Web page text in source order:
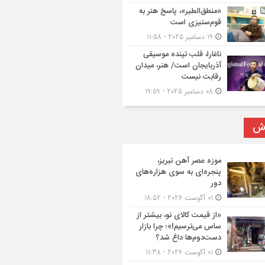
«منطق‌الطیر»، پاسخ هنر به
قوم‌ستیزی است
ناغارا، قلب تپنده موسیقی
آذربایجان است/ هنر، میدان
رقابت نیست
موزه عصر آهن تبریز،
پنجره‌ای به سوی هزاره‌های
دور
«از قیمت کالای نو، بیشتر از
ساس می‌ترسیم!»؛ چرا بازار
دست‌دوم‌ها داغ شد؟